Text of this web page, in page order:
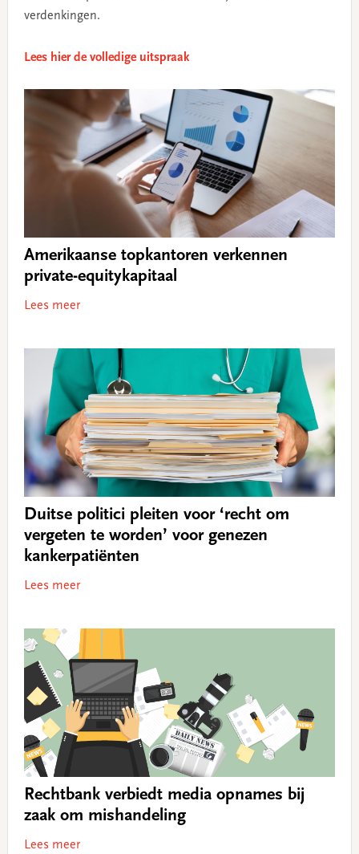
verdenkingen.
Lees hier de volledige uitspraak
Amerikaanse topkantoren verkennen
private-equitykapitaal
Lees meer
Duitse politici pleiten voor ‘recht om
vergeten te worden’ voor genezen
kankerpatiënten
Lees meer
Rechtbank verbiedt media opnames bij
zaak om mishandeling
Lees meer